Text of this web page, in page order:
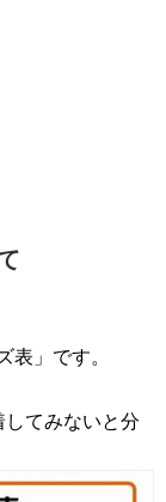
表」です。
てみないと分